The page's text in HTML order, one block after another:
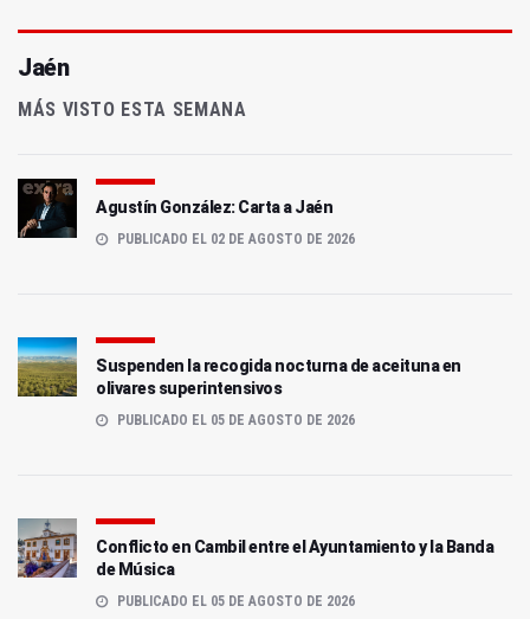
Jaén
MÁS VISTO ESTA SEMANA
Agustín González: Carta a Jaén
PUBLICADO EL 02 DE AGOSTO DE 2026
Suspenden la recogida nocturna de aceituna en
olivares superintensivos
PUBLICADO EL 05 DE AGOSTO DE 2026
Conflicto en Cambil entre el Ayuntamiento y la Banda
de Música
PUBLICADO EL 05 DE AGOSTO DE 2026